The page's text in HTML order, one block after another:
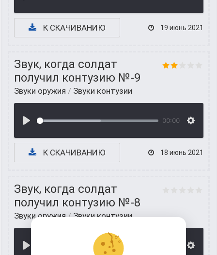
К СКАЧИВАНИЮ 19 июнь 2021
Звук, когда солдат
получил контузию №-9
Звуки оружия / Звуки контузии
00:00
К СКАЧИВАНИЮ 18 июнь 2021
Звук, когда солдат
получил контузию №-8
Звуки оружия/Звуки контузии